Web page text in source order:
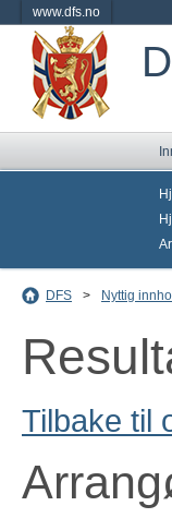
www.dfs.no
DFS > Nyttig
Tilbake til